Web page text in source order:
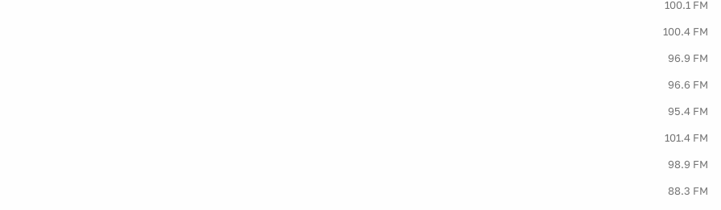
100.1 FM
100.4 FM
96.9 FM
96.6 FM
95.4 FM
101.4 FM
98.9 FM
88.3 FM